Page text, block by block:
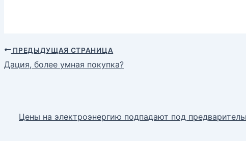
ПРЕДЫДУЩАЯ СТРАНИЦА
Дация, более умная покупка?
Цены на электроэнергию подпадают под